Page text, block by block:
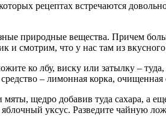
рецептах встречаются
природные вещества. Причем
смотрим, что у нас там из
ко лбу, виску или затылку –
– лимонная корка, очищенная
щедро добавив туда сахара, а
уксус. Разведите чайную